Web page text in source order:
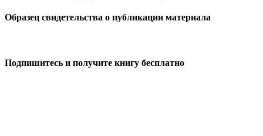
Образец свидетельства о публикации материала
Подпишитесь и получите книгу бесплатно